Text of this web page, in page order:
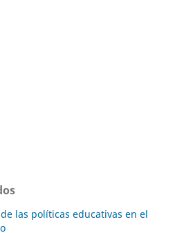
las políticas educativas en el